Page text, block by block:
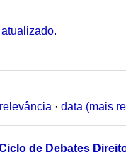
relevância · data (mais
de Debates